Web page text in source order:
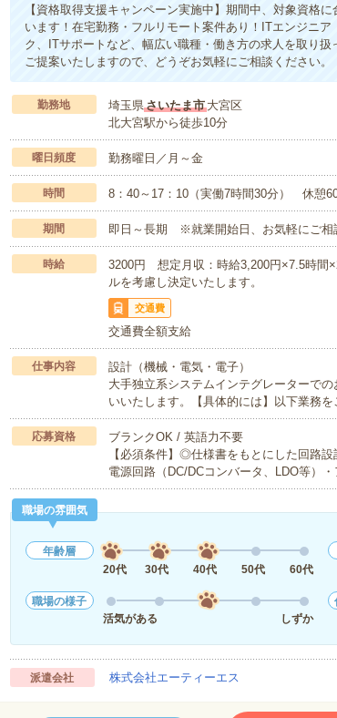
【資格取得支援キャンペーン実施中】期間中、対象資格
います！在宅勤務・フルリモート案件あり！ITエンジニ
ク、ITサポートなど、幅広い職種・働き方の求人を取り
ご提案いたしますので、どうぞお気軽にご相談ください。
勤務地 埼玉県さいたま市大宮区
北大宮駅から徒歩10分
曜日頻度 勤務曜日／月～金
時間 8：40～17：10（実働7時間30分） 休憩
期間 即日～長期 ※就業開始日、お気軽にご相
時給
3200円 想定月収：時給3,200円×7.5時
ルを考慮し決定いたします。
交通費
交通費全額支給
仕事内容
設計（機械・電気・電子）
大手独立系システムインテグレーターで
いいたします。【具体的には】以下業務
応募資格
ブランクOK / 英語力不要
【必須条件】◎仕様書をもとにした回路
電源回路（DC/DCコンバータ、LDO等）
職場の雰囲気
年齢層
20代
30代 40代 50代 60代
職場の様子
活気がある
しずか
派遣会社 株式会社エーティーエス